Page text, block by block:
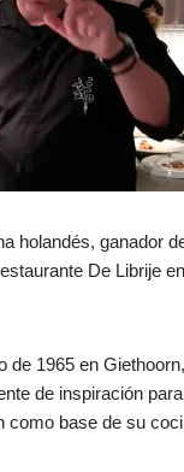
holandés, ganador
De Librije
de 1965 en
de inspiración
como base de su